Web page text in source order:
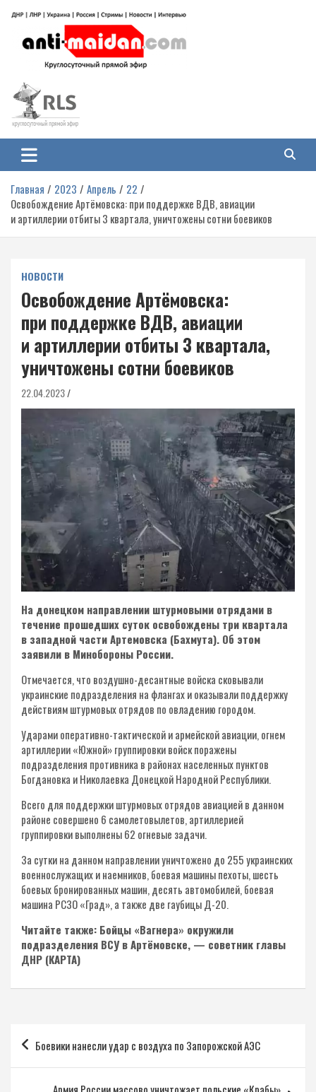
содержимому
Антимайдан: Гражданская война
на Украине
гражданской войне на Украине, включая события в Новороссии, ДНР,
ЛНР и других регионах.
Главная 2023 Апрель
22
Освобождение Артёмовска: при поддержке ВДВ, авиации
и артиллерии отбиты 3 квартала, уничтожены сотни боевиков
НОВОСТИ
Освобождение Артёмовска:
при поддержке ВДВ, авиации
и артиллерии отбиты 3 квартала,
уничтожены сотни боевиков
22.04.2023
На донецком направлении штурмовыми отрядами в
течение прошедших суток освобождены три квартала
в западной части Артемовска (Бахмута). Об этом
заявили в Минобороны России.
Отмечается, что воздушно-десантные войска сковывали
украинские подразделения на флангах и оказывали поддержку
действиям штурмовых отрядов по овладению городом.
Ударами оперативно-тактической и армейской авиации, огнем
артиллерии «Южной» группировки войск поражены
подразделения противника в районах населенных пунктов
Богдановка и Николаевка Донецкой Народной Республики.
Всего для поддержки штурмовых отрядов авиацией в данном
районе совершено 6 самолетовылетов, артиллерией
группировки выполнены 62 огневые задачи.
За сутки на данном направлении уничтожено до 255 украинских
военнослужащих и наемников, боевая машины пехоты, шесть
боевых бронированных машин, десять автомобилей, боевая
машина РСЗО «Град», а также две гаубицы Д-20.
Читайте также: Бойцы «Вагнера» окружили
подразделения ВСУ в Артёмовске, — советник главы
ДНР (КАРТА)
Навигация
по
записям
Боевики нанесли удар с воздуха по Запорожской АЭС